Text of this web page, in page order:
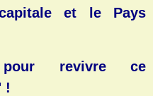
et le Pays
revivre ce
!